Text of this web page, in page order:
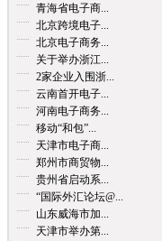
青海省电子商...
北京跨境电子...
北京电子商务...
关于举办浙江...
2家企业入围浙...
云南首开电子...
河南电子商务...
移动“和包”...
天津市电子商...
郑州市商贸物...
贵州省启动系...
“国际外汇论坛@...
山东威海市加...
天津市举办第...